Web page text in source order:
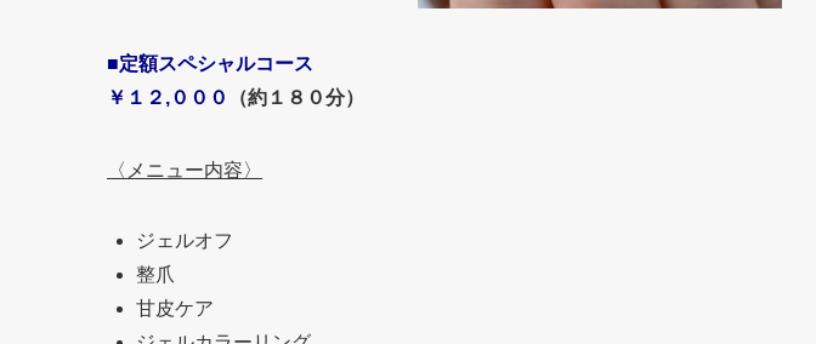
■定額スペシャルコース
￥１２,０００
（約１８０分）
〈メニュー内容〉
ジェルオフ
整爪
甘皮ケア